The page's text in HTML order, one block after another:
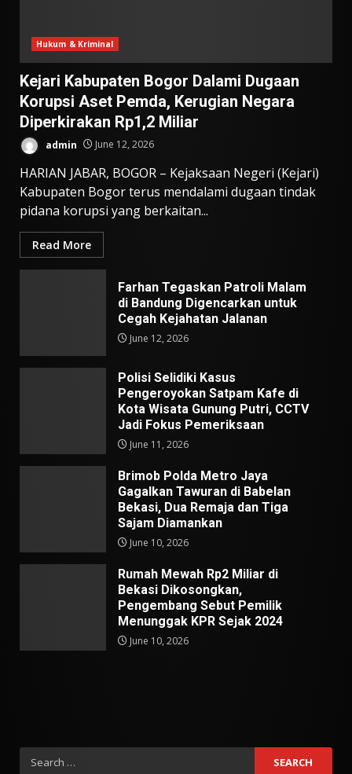
Hukum & Kriminal
Kejari Kabupaten Bogor Dalami Dugaan
Korupsi Aset Pemda, Kerugian Negara
Diperkirakan Rp1,2 Miliar
admin June 12, 2026
HARIAN JABAR, BOGOR – Kejaksaan Negeri (Kejari)
Kabupaten Bogor terus mendalami dugaan tindak
pidana korupsi yang berkaitan...
Read More
Farhan Tegaskan Patroli Malam
di Bandung Digencarkan untuk
Cegah Kejahatan Jalanan
June 12, 2026
Polisi Selidiki Kasus
Pengeroyokan Satpam Kafe di
Kota Wisata Gunung Putri, CCTV
Jadi Fokus Pemeriksaan
June 11, 2026
Brimob Polda Metro Jaya
Gagalkan Tawuran di Babelan
Bekasi, Dua Remaja dan Tiga
Sajam Diamankan
June 10, 2026
Rumah Mewah Rp2 Miliar di
Bekasi Dikosongkan,
Pengembang Sebut Pemilik
Menunggak KPR Sejak 2024
June 10, 2026
Search